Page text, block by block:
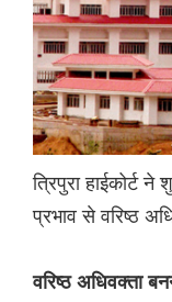
त्रिपुरा हाईकोर्ट
प्रभाव से वरिष्ठ
वरिष्ठ अधिवक्ता